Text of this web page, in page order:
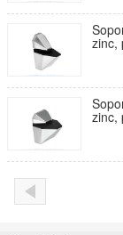
zinc,
zinc,